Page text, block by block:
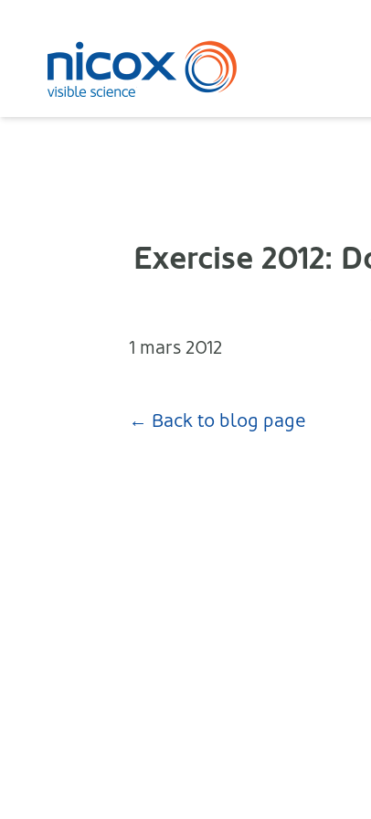
Exercise 2012:
1 mars 2012
← Back to blog page